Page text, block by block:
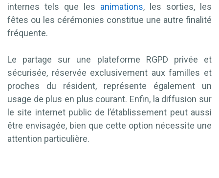
internes tels que les animations, les sorties, les
fêtes ou les cérémonies constitue une autre finalité
fréquente.
Le partage sur une plateforme RGPD privée et
sécurisée, réservée exclusivement aux familles et
proches du résident, représente également un
usage de plus en plus courant. Enfin, la diffusion sur
le site internet public de l’établissement peut aussi
être envisagée, bien que cette option nécessite une
attention particulière.